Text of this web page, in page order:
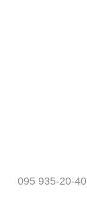
095 935-20-40